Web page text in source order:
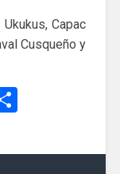
Capac
Cusqueño y
Share